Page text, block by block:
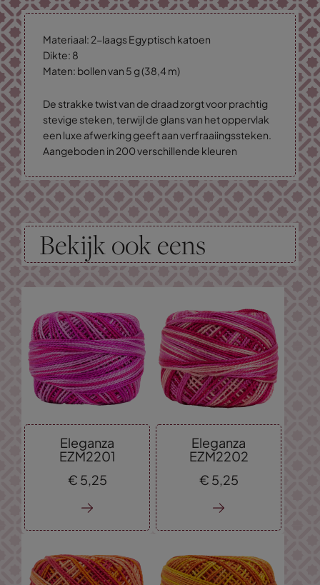
Materiaal: 2-laags Egyptisch katoen
Dikte: 8
Maten: bollen van 5 g (38,4 m)
De strakke twist van de draad zorgt voor prachtig
stevige steken, terwijl de glans van het oppervlak
een luxe afwerking geeft aan verfraaiingssteken.
Aangeboden in 200 verschillende kleuren
Bekijk ook eens
Eleganza
EZM2201
€ 5,25
Eleganza
EZM2202
€ 5,25